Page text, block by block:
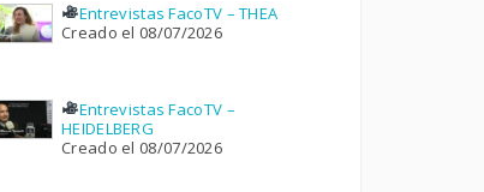
Entrevistas FacoTV – THEA
Creado el 08/07/2026
Entrevistas FacoTV –
HEIDELBERG
Creado el 08/07/2026